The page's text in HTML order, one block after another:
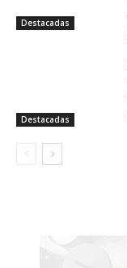
Destacadas
Destacadas